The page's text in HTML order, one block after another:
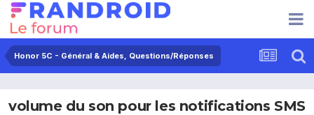
Honor 5C - Général & Aides, Questions/Réponses
volume du son pour les notifications SMS